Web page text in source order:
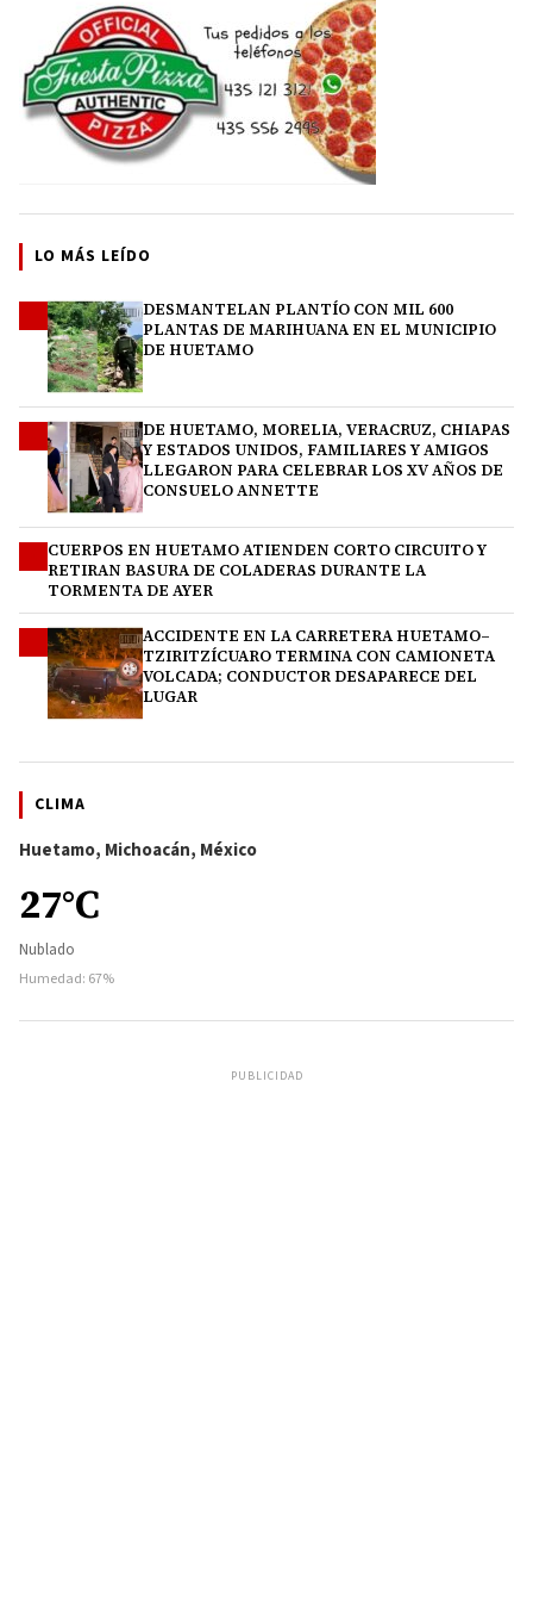
LO MÁS LEÍDO
DESMANTELAN PLANTÍO CON MIL 600
PLANTAS DE MARIHUANA EN EL MUNICIPIO
DE HUETAMO
DE HUETAMO, MORELIA, VERACRUZ, CHIAPAS
Y ESTADOS UNIDOS, FAMILIARES Y AMIGOS
LLEGARON PARA CELEBRAR LOS XV AÑOS DE
CONSUELO ANNETTE
CUERPOS EN HUETAMO ATIENDEN CORTO CIRCUITO Y
RETIRAN BASURA DE COLADERAS DURANTE LA
TORMENTA DE AYER
ACCIDENTE EN LA CARRETERA HUETAMO–
TZIRITZÍCUARO TERMINA CON CAMIONETA
VOLCADA; CONDUCTOR DESAPARECE DEL
LUGAR
CLIMA
Huetamo, Michoacán, México
27°C
Nublado
Humedad: 67%
PUBLICIDAD